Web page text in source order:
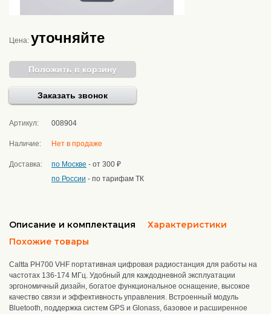
Цена: уточняйте
Положить в корзину
Заказать звонок
Артикул: 008904
Наличие: Нет в продаже
Доставка: по Москве - от 300 ₽
по России - по тарифам ТК
Описание и комплектация
Характеристики
Похожие товары
Caltta PH700 VHF портативная цифровая радиостанция для работы на
частотах 136-174 МГц. Удобный для каждодневной эксплуатации
эргономичный дизайн, богатое функциональное оснащение, высокое
качество связи и эффективность управления. Встроенный модуль
Bluetooth, поддержка систем GPS и Glonass, базовое и расширенное